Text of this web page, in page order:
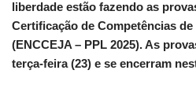
liberdade estão fazendo as
Certificação de Competências
(ENCCEJA – PPL 2025). As
terça-feira (23) e se encerram